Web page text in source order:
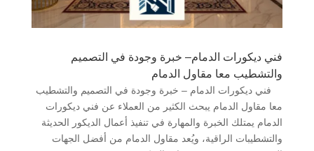
فني ديكورات الدمام– خبرة وجودة في التصميم
والتشطيب معا مقاول الدمام
فني ديكورات الدمام – خبرة وجودة في التصميم والتشطيب
معا مقاول الدمام يبحث الكثير من العملاء عن فني ديكورات
الدمام يمتلك الخبرة والمهارة في تنفيذ أعمال الديكور الحديثة
والتشطيبات الراقية، ويُعد مقاول الدمام من أفضل الجهات